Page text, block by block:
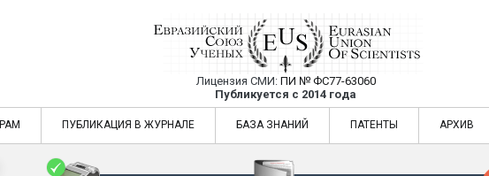
Евразийский Союз Ученых —
Лицензия СМИ: ПИ № ФС77-63060
Публикуется с 2014 года
Евразийский Союз Ученых — публикация научных статей в
ПУБЛИКАЦИЯ В ЖУРНАЛЕ БАЗА ЗНАНИЙ ПАТЕНТЫ АРХИВ